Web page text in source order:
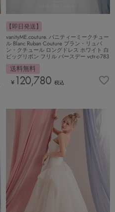
【即日発送】
vanityME.couture. バニティーミークチュー
ル Blanc Ruban Couture ブラン・リュバ
ン・クチュール ロングドレス ホワイト 白
ビッグリボン フリル バースデー vctr-c-783
送料無料
¥ 120,780 税込